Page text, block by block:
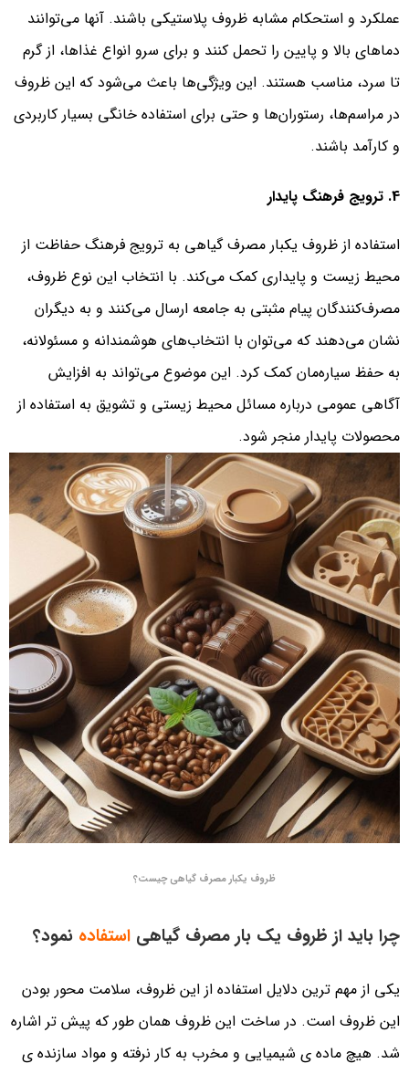
عملکرد و استحکام مشابه ظروف پلاستیکی باشند. آنها می‌توانند
دماهای بالا و پایین را تحمل کنند و برای سرو انواع غذاها، از گرم
تا سرد، مناسب هستند. این ویژگی‌ها باعث می‌شود که این ظروف
در مراسم‌ها، رستوران‌ها و حتی برای استفاده خانگی بسیار کاربردی
و کارآمد باشند.
4. ترویج فرهنگ پایدار
استفاده از ظروف یکبار مصرف گیاهی به ترویج فرهنگ حفاظت از
محیط زیست و پایداری کمک می‌کند. با انتخاب این نوع ظروف،
مصرف‌کنندگان پیام مثبتی به جامعه ارسال می‌کنند و به دیگران
نشان می‌دهند که می‌توان با انتخاب‌های هوشمندانه و مسئولانه،
به حفظ سیاره‌مان کمک کرد. این موضوع می‌تواند به افزایش
آگاهی عمومی درباره مسائل محیط زیستی و تشویق به استفاده از
محصولات پایدار منجر شود.
ظروف یکبار مصرف گیاهی چیست؟
چرا باید از ظروف یک بار مصرف گیاهی استفاده نمود؟
یکی از مهم ترین دلایل استفاده از این ظروف، سلامت محور بودن
این ظروف است. در ساخت این ظروف همان طور که پیش تر اشاره
شد. هیچ ماده ی شیمیایی و مخرب به کار نرفته و مواد سازنده ی